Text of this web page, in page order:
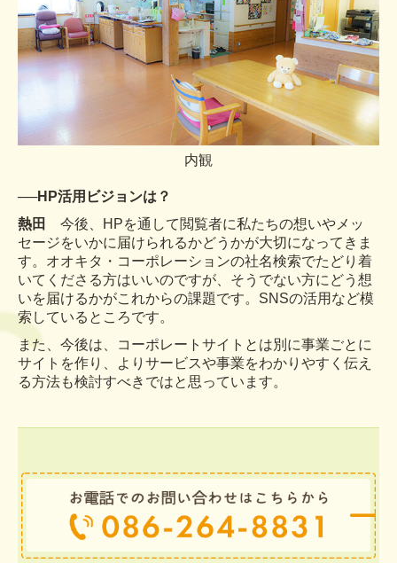
内観
──HP活用ビジョンは？
熱田
今後、HPを通して閲覧者に私たちの想いやメッ
セージをいかに届けられるかどうかが大切になってきま
す。オオキタ・コーポレーションの社名検索でたどり着
いてくださる方はいいのですが、そうでない方にどう想
いを届けるかがこれからの課題です。SNSの活用など模
索しているところです。
また、今後は、コーポレートサイトとは別に事業ごとに
サイトを作り、よりサービスや事業をわかりやすく伝え
る方法も検討すべきではと思っています。